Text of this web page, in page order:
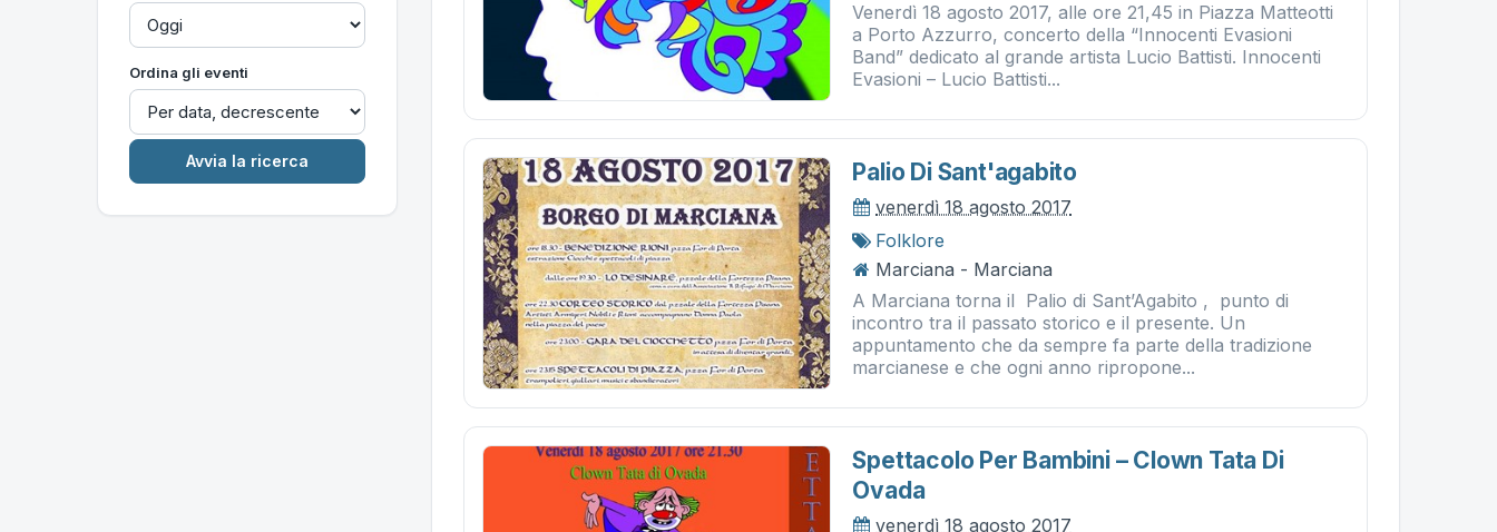
Ordina gli eventi
Venerdì 18 agosto 2017, alle ore 21,45 in Piazza Matteotti
a Porto Azzurro, concerto della “Innocenti Evasioni
Band” dedicato al grande artista Lucio Battisti. Innocenti
Evasioni – Lucio Battisti...
Palio Di Sant'agabito
venerdì 18 agosto 2017
Folklore
Marciana - Marciana
A Marciana torna il Palio di Sant’Agabito , punto di
incontro tra il passato storico e il presente. Un
appuntamento che da sempre fa parte della tradizione
marcianese e che ogni anno ripropone...
Spettacolo Per Bambini – Clown Tata Di
Ovada
venerdì 18 agosto 2017